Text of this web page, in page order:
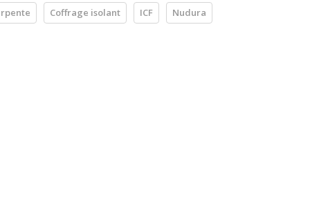
Coffrage isolant ICF Nudura